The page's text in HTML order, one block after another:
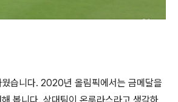
습니다. 2020년 올림픽에서는 금메달을